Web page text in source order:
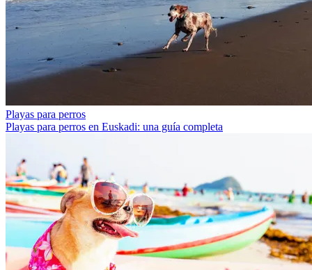
Playas para perros
Playas para perros en Euskadi: una guía completa